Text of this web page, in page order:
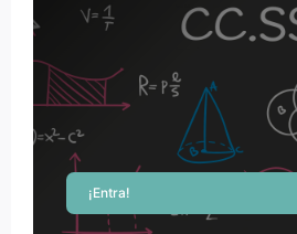
¡Entra!